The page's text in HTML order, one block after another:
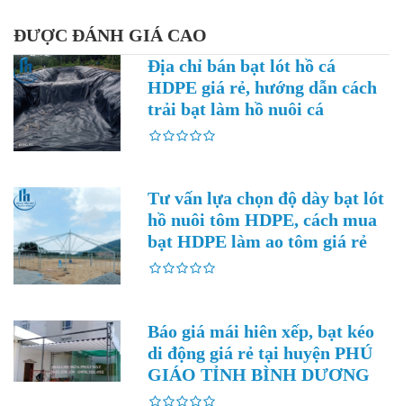
ĐƯỢC ĐÁNH GIÁ CAO
Địa chỉ bán bạt lót hồ cá
HDPE giá rẻ, hướng dẫn cách
trải bạt làm hồ nuôi cá
Tư vấn lựa chọn độ dày bạt lót
hồ nuôi tôm HDPE, cách mua
bạt HDPE làm ao tôm giá rẻ
Báo giá mái hiên xếp, bạt kéo
di động giá rẻ tại huyện PHÚ
GIÁO TỈNH BÌNH DƯƠNG